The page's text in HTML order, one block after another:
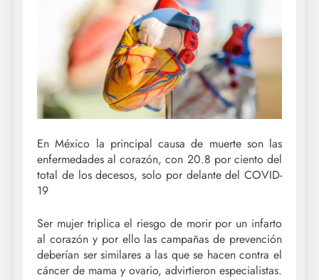
En México la principal causa de muerte son las
enfermedades al corazón, con 20.8 por ciento del
total de los decesos, solo por delante del COVID-
19
Ser mujer triplica el riesgo de morir por un infarto
al corazón y por ello las campañas de prevención
deberían ser similares a las que se hacen contra el
cáncer de mama y ovario, advirtieron especialistas.